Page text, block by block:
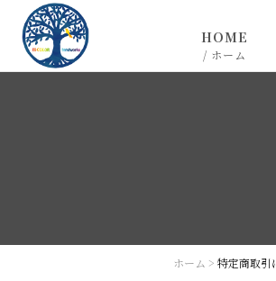
HOME
/ ホーム
ホーム > 特定商取引